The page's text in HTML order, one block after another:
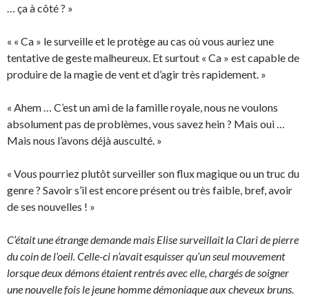
… ça à côté ? »
« « Ca » le surveille et le protège au cas où vous auriez une
tentative de geste malheureux. Et surtout « Ca » est capable de
produire de la magie de vent et d’agir très rapidement. »
« Ahem … C’est un ami de la famille royale, nous ne voulons
absolument pas de problèmes, vous savez hein ? Mais oui …
Mais nous l’avons déjà ausculté. »
« Vous pourriez plutôt surveiller son flux magique ou un truc du
genre ? Savoir s’il est encore présent ou très faible, bref, avoir
de ses nouvelles ! »
C’était une étrange demande mais Elise surveillait la Clari de pierre
du coin de l’oeil. Celle-ci n’avait esquisser qu’un seul mouvement
lorsque deux démons étaient rentrés avec elle, chargés de soigner
une nouvelle fois le jeune homme démoniaque aux cheveux bruns.